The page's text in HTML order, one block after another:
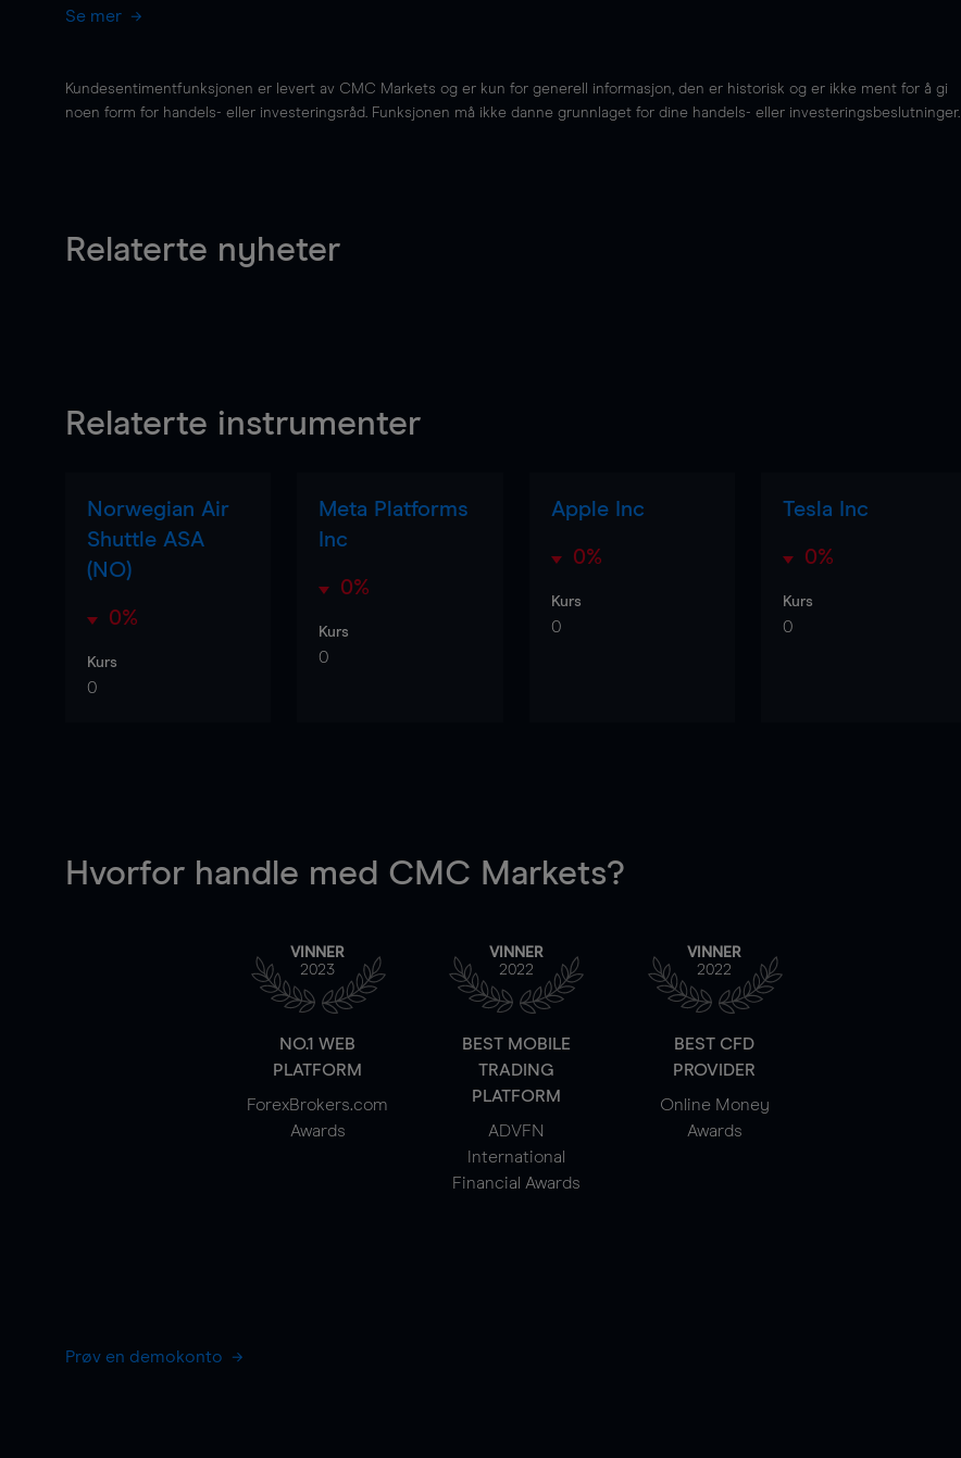
Se mer
Kundesentimentfunksjonen er levert av CMC Markets og er kun for generell informasjon, den er historisk og er ikke ment for å gi
noen form for handels- eller investeringsråd. Funksjonen må ikke danne grunnlaget for dine handels- eller investeringsbeslutninger.
Relaterte nyheter
Relaterte instrumenter
Norwegian Air
Shuttle ASA
(NO)
0%
Kurs
0
Meta Platforms
Inc
0%
Kurs
0
Apple Inc
0%
Kurs
0
Tesla Inc
0%
Kurs
0
Hvorfor handle med CMC Markets?
VINNER
2023
NO.1 WEB
PLATFORM
ForexBrokers.com
Awards
VINNER
2022
BEST MOBILE
TRADING
PLATFORM
ADVFN
International
Financial Awards
VINNER
2022
BEST CFD
PROVIDER
Online Money
Awards
Prøv en demokonto